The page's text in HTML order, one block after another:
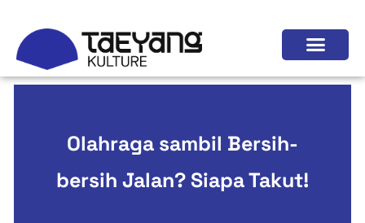
Olahraga sambil Bersih-
bersih Jalan? Siapa Takut!